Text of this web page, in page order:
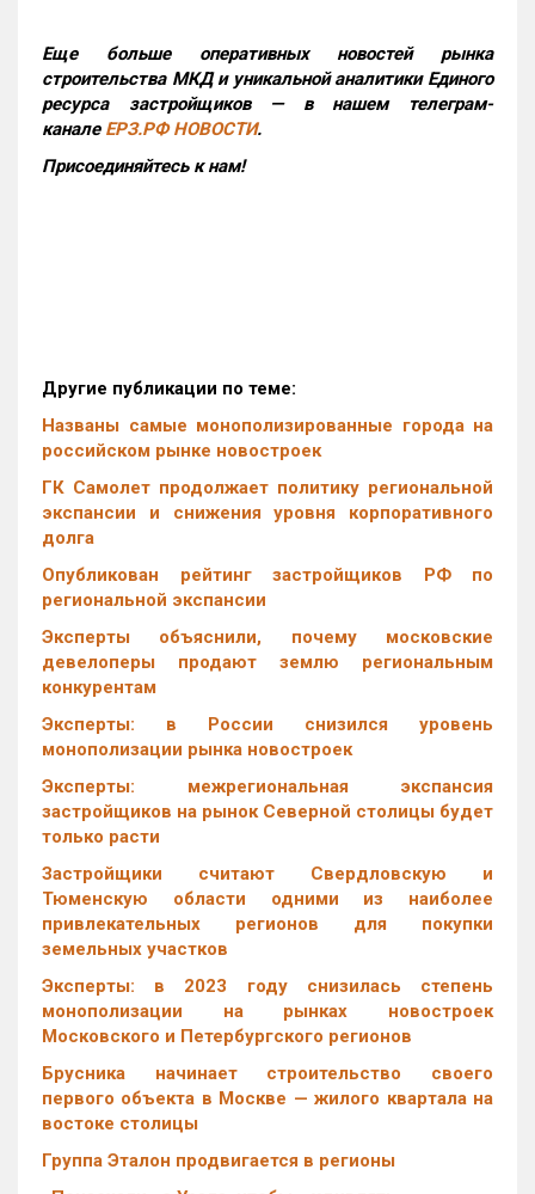
Еще больше оперативных новостей рынка
строительства МКД и уникальной аналитики Единого
ресурса застройщиков — в нашем телеграм-
канале ЕРЗ.РФ НОВОСТИ.
Присоединяйтесь к нам!
Другие публикации по теме:
Названы самые монополизированные города на
российском рынке новостроек
ГК Самолет продолжает политику региональной
экспансии и снижения уровня корпоративного
долга
Опубликован рейтинг застройщиков РФ по
региональной экспансии
Эксперты объяснили, почему московские
девелоперы продают землю региональным
конкурентам
Эксперты: в России снизился уровень
монополизации рынка новостроек
Эксперты: межрегиональная экспансия
застройщиков на рынок Северной столицы будет
только расти
Застройщики считают Свердловскую и
Тюменскую области одними из наиболее
привлекательных регионов для покупки
земельных участков
Эксперты: в 2023 году снизилась степень
монополизации на рынках новостроек
Московского и Петербургского регионов
Брусника начинает строительство своего
первого объекта в Москве — жилого квартала на
востоке столицы
Группа Эталон продвигается в регионы